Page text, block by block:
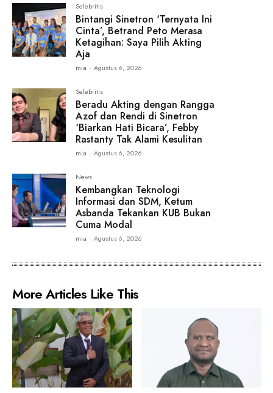
Selebritis
Bintangi Sinetron ‘Ternyata Ini
Cinta’, Betrand Peto Merasa
Ketagihan: Saya Pilih Akting
Aja
mia - Agustus 6, 2026
Selebritis
Beradu Akting dengan Rangga
Azof dan Rendi di Sinetron
‘Biarkan Hati Bicara’, Febby
Rastanty Tak Alami Kesulitan
mia - Agustus 6, 2026
News
Kembangkan Teknologi
Informasi dan SDM, Ketum
Asbanda Tekankan KUB Bukan
Cuma Modal
mia - Agustus 6, 2026
More Articles Like This